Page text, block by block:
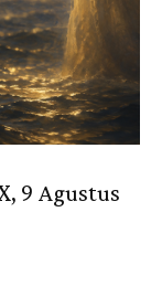
9 Agustus